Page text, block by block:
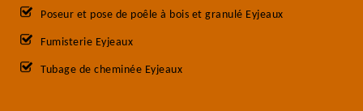
Poseur et pose de poêle à bois et granulé Eyjeaux
Fumisterie Eyjeaux
Tubage de cheminée Eyjeaux